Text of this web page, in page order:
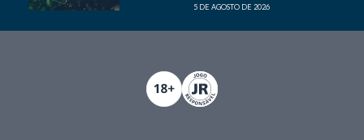
5 DE AGOSTO DE 2026